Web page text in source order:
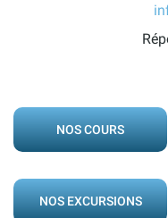
NOS COURS
NOS EXCURSIONS